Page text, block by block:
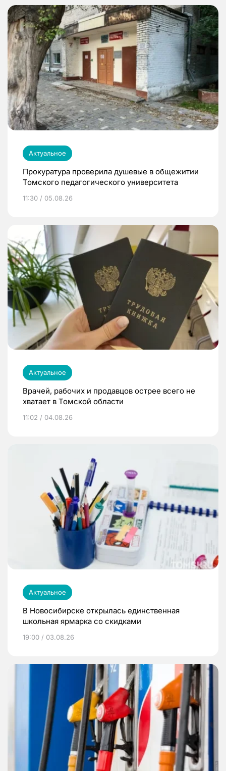
Актуальное
Прокуратура проверила душевые в общежитии
Томского педагогического университета
11:30 / 05.08.26
Актуальное
Врачей, рабочих и продавцов острее всего не
хватает в Томской области
11:02 / 04.08.26
Актуальное
В Новосибирске открылась единственная
школьная ярмарка со скидками
19:00 / 03.08.26